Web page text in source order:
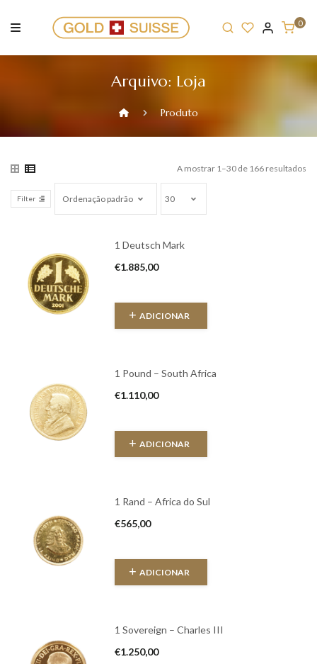
0
Arquivo: Loja
Produto
A mostrar 1–30 de 166 resultados
Filter
1 Deutsch Mark
€1.885,00
ADICIONAR
1 Pound – South Africa
€1.110,00
ADICIONAR
1 Rand – Africa do Sul
€565,00
ADICIONAR
1 Sovereign – Charles III
€1.250,00